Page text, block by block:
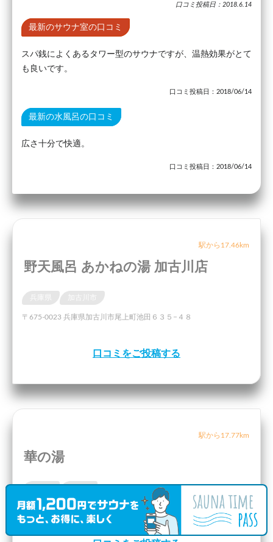
口コミ投稿日：2018.6.14
最新のサウナ室の口コミ
スパ銭によくあるタワー型のサウナですが、温熱効果がとて
も良いです。
口コミ投稿日：2018/06/14
最新の水風呂の口コミ
広さ十分で快適。
口コミ投稿日：2018/06/14
駅から17.46km
野天風呂 あかねの湯 加古川店
〒675-0023 兵庫県加古川市尾上町池田６３５−４８
口コミをご投稿する
駅から17.77km
華の湯
兵庫県 神戸市
〒654-0121 兵庫県神戸市須磨区妙法寺薮中ノ中1248-14